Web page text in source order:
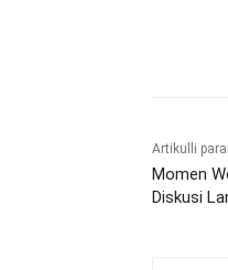
Artikulli
Momen
Diskusi